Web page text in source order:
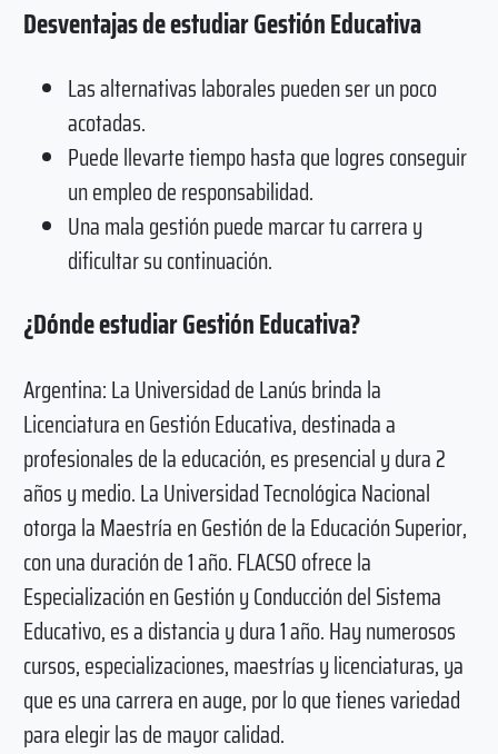
Desventajas de estudiar Gestión Educativa
Las alternativas laborales pueden ser un poco
acotadas.
Puede llevarte tiempo hasta que logres conseguir
un empleo de responsabilidad.
Una mala gestión puede marcar tu carrera y
dificultar su continuación.
¿Dónde estudiar Gestión Educativa?
Argentina: La Universidad de Lanús brinda la
Licenciatura en Gestión Educativa, destinada a
profesionales de la educación, es presencial y dura 2
años y medio. La Universidad Tecnológica Nacional
otorga la Maestría en Gestión de la Educación Superior,
con una duración de 1 año. FLACSO ofrece la
Especialización en Gestión y Conducción del Sistema
Educativo, es a distancia y dura 1 año. Hay numerosos
cursos, especializaciones, maestrías y licenciaturas, ya
que es una carrera en auge, por lo que tienes variedad
para elegir las de mayor calidad.